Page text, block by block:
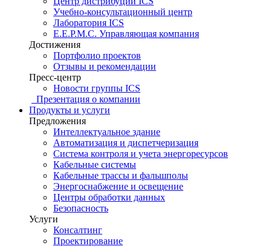
Учебно-консультационный центр
Лаборатория ICS
E.E.P.M.C. Управляющая компания
Достижения
Портфолио проектов
Отзывы и рекомендации
Пресс-центр
Новости группы ICS
Презентация о компании
Продукты и услуги
Предложения
Интеллектуальное здание
Автоматизация и диспетчеризация
Система контроля и учета энергоресурсов
Кабельные системы
Кабельные трассы и фальшполы
Энергоснабжение и освещение
Центры обработки данных
Безопасность
Услуги
Консалтинг
Проектирование